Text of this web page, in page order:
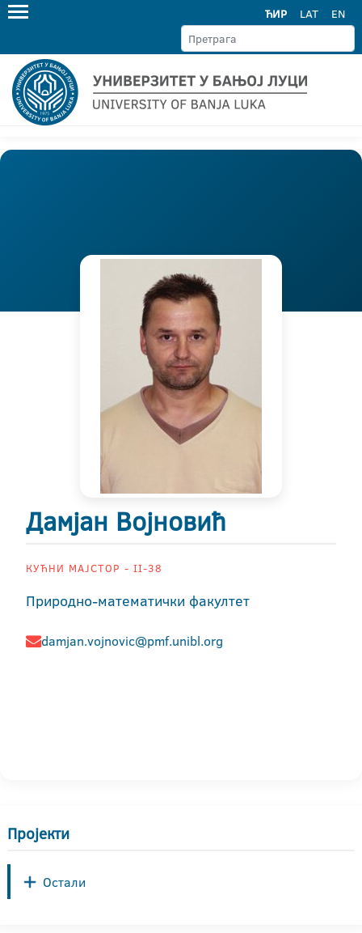
ЋИР LAT EN
Дамјан Војновић
КУЋНИ МАЈСТОР - II-38
Природно-математички факултет
damjan.vojnovic@pmf.unibl.org
Пројекти
Остали